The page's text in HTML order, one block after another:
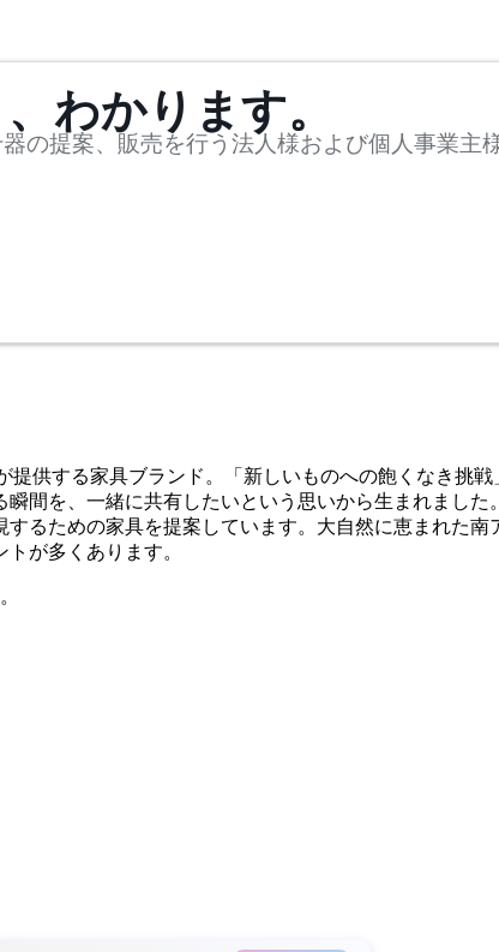
わかります。
の提案、販売を行う法人様および個人事業主
供する家具ブランド。「新しいものへの飽くなき挑
間を、一緒に共有したいという思いから生まれまし
るための家具を提案しています。大自然に恵まれた
が多くあります。